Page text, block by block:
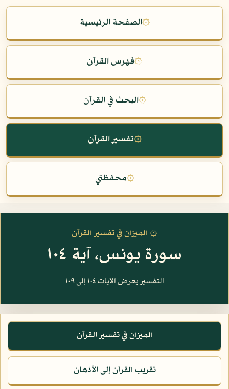
۞الصفحة الرئيسية
۞فهرس القرآن
۞البحث في القرآن
۞تفسير القرآن
۞محفظتي
۞ الميزان في تفسير القرآن
سورة يونس، آية ١٠٤
التفسير يعرض الآيات ١٠٤ إلى ١٠٩
الميزان في تفسير القرآن
تقريب القرآن إلى الأذهان